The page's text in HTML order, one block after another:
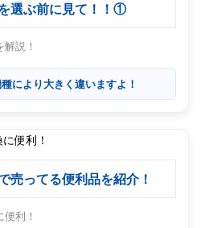
選ぶ前に見て！！①
説！
により大きく違いますよ！
売ってる便利品を紹介！
利！